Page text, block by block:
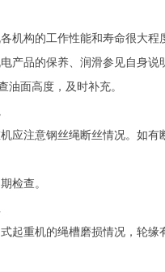
构的工作性能和寿命很大程
品的保养、润滑参见自身说
油面高度，及时补充。
注意钢丝绳断丝情况。如有
查。
重机的绳槽磨损情况，轮缘